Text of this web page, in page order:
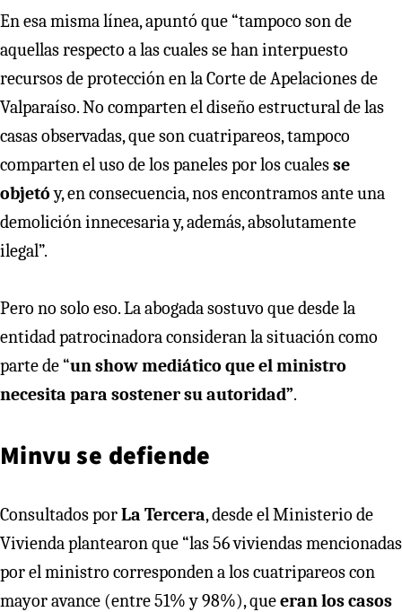
En esa misma línea, apuntó que “tampoco son de
aquellas respecto a las cuales se han interpuesto
recursos de protección en la Corte de Apelaciones de
Valparaíso. No comparten el diseño estructural de las
casas observadas, que son cuatripareos, tampoco
comparten el uso de los paneles por los cualesse
objetóy, en consecuencia, nos encontramos ante una
demolición innecesaria y, además, absolutamente
ilegal”.
Pero no solo eso. La abogada sostuvo que desde la
entidad patrocinadora consideran la situación como
parte de “un show mediático que el ministro
necesita para sostener su autoridad”.
Minvu se defiende
Consultados porLa Tercera, desde el Ministerio de
Vivienda plantearon que “las 56 viviendas mencionadas
por el ministro corresponden a los cuatripareos con
mayor avance (entre 51% y 98%), queeran los casos